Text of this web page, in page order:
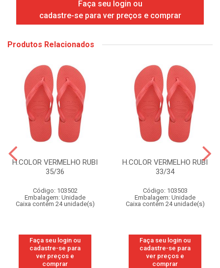
Faça seu login ou
cadastre-se para ver preços e comprar
Produtos Relacionados
H.COLOR VERMELHO RUBI
35/36
Código: 103502
Embalagem: Unidade
Caixa contém 24 unidade(s)
Faça seu login ou
cadastre-se para
ver preços e
comprar
H.COLOR VERMELHO RUBI
33/34
Código: 103503
Embalagem: Unidade
Caixa contém 24 unidade(s)
Faça seu login ou
cadastre-se para
ver preços e
comprar